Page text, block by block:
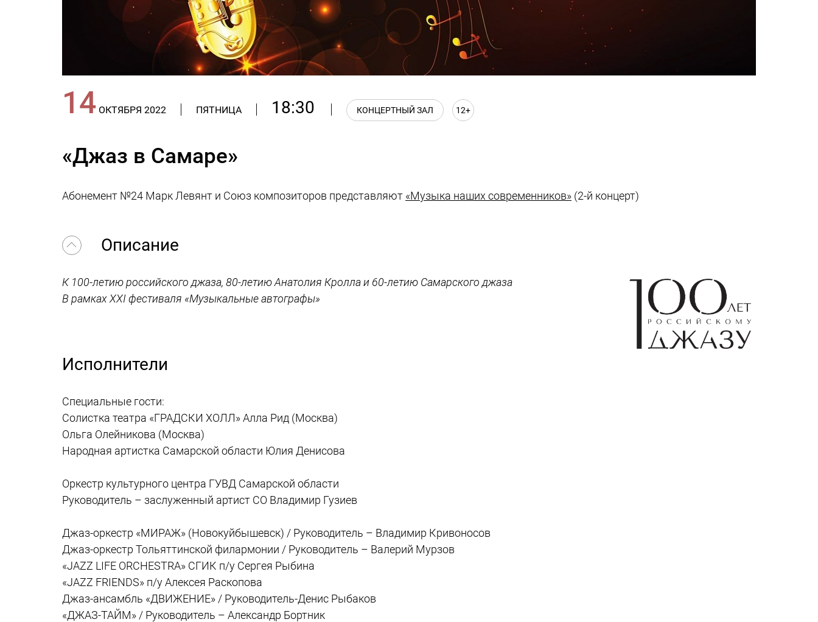
14 ОКТЯБРЯ 2022 ПЯТНИЦА 18:30 КОНЦЕРТНЫЙ ЗАЛ 12+
«Джаз в Самаре»
Абонемент №24 Марк Левянт и Союз композиторов представляют «Музыка наших современников» (2-й концерт)
Описание
К 100-летию российского джаза, 80-летию Анатолия Кролла и 60-летию Самарского джаза
В рамках XXI фестиваля «Музыкальные автографы»
Исполнители
Специальные гости:
Солистка театра «ГРАДСКИ ХОЛЛ» Алла Рид (Москва)
Ольга Олейникова (Москва)
Народная артистка Самарской области Юлия Денисова
Оркестр культурного центра ГУВД Самарской области
Руководитель – заслуженный артист СО Владимир Гузиев
Джаз-оркестр «МИРАЖ» (Новокуйбышевск) / Руководитель – Владимир Кривоносов
Джаз-оркестр Тольяттинской филармонии / Руководитель – Валерий Мурзов
«JAZZ LIFE ORCHESTRA» СГИК п/у Сергея Рыбина
«JAZZ FRIENDS» п/у Алексея Раскопова
Джаз-ансамбль «ДВИЖЕНИЕ» / Руководитель-Денис Рыбаков
«ДЖАЗ-ТАЙМ» / Руководитель – Александр Бортник